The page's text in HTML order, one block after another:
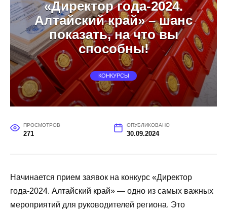
«Директор года-2024.
Алтайский край» – шанс
показать, на что вы
способны!
КОНКУРСЫ
ПРОСМОТРОВ
271
ОПУБЛИКОВАНО
30.09.2024
Начинается прием заявок на конкурс «Директор
года-2024. Алтайский край» — одно из самых важных
мероприятий для руководителей региона. Это